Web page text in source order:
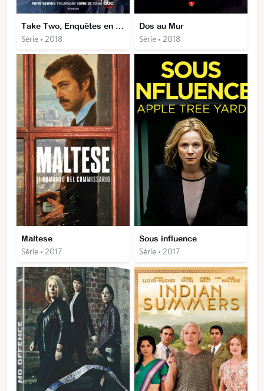
Take Two, Enquêtes en duo
Série • 2018
Dos au Mur
Série • 2018
Maltese
Série • 2017
Sous influence
Série • 2017